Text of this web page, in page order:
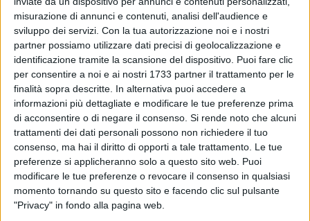
misurazione di annunci e contenuti, analisi dell'audience e
sviluppo dei servizi. Con la tua autorizzazione noi e i nostri
partner possiamo utilizzare dati precisi di geolocalizzazione e
identificazione tramite la scansione del dispositivo. Puoi fare clic
per consentire a noi e ai nostri 1733 partner il trattamento per le
finalità sopra descritte. In alternativa puoi accedere a
informazioni più dettagliate e modificare le tue preferenze prima
di acconsentire o di negare il consenso. Si rende noto che alcuni
trattamenti dei dati personali possono non richiedere il tuo
consenso, ma hai il diritto di opporti a tale trattamento. Le tue
preferenze si applicheranno solo a questo sito web. Puoi
modificare le tue preferenze o revocare il consenso in qualsiasi
momento tornando su questo sito e facendo clic sul pulsante
"Privacy" in fondo alla pagina web.
Una storia lunga130 anni, che affonda le sue radici negli
inizi del secolo scorso, grazie all'esperienza diNicola Mucci,
che riesce a portare il dolcino fatto di mandorla e cioccolato
dai caffè andriesi alla produzione su larga scala. Adesso il
Tenerello Mucci®️ viaggia in tutto il mondo, e ha stretto con il
nostroCarnevale un binomio indissolubile, per portare